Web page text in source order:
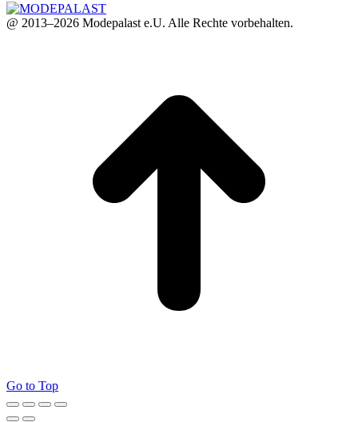
@ 2013–2026 Modepalast e.U. Alle Rechte vorbehalten.
Go to Top